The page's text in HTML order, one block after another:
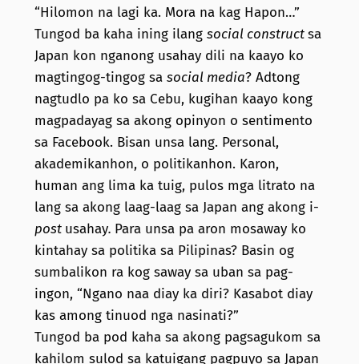
“Hilomon na lagi ka. Mora na kag Hapon…”
Tungod ba kaha ining ilang social constructsa
Japan kon nganong usahay dili na kaayo ko
magtingog-tingog sa social media? Adtong
nagtudlo pa ko sa Cebu, kugihan kaayo kong
magpadayag sa akong opinyon o sentimento
sa Facebook. Bisan unsa lang. Personal,
akademikanhon, o politikanhon. Karon,
human ang lima ka tuig, pulos mga litrato na
lang sa akong laag-laag sa Japan ang akong i-
post usahay. Para unsa pa aron mosaway ko
kintahay sa politika sa Pilipinas? Basin og
sumbalikon ra kog saway sa uban sa pag-
ingon, “Ngano naa diay ka diri? Kasabot diay
kas among tinuod nga nasinati?”
Tungod ba pod kaha sa akong pagsagukom sa
kahilom sulod sa katuigang pagpuyo sa Japan